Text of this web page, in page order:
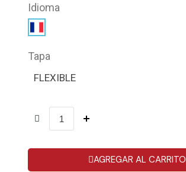
Idioma
Tapa
FLEXIBLE
AGREGAR AL CARRITO